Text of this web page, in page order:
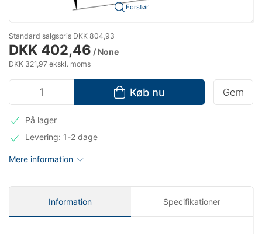
Forstør
Standard salgspris DKK 804,93
DKK 402,46 / None
DKK 321,97 ekskl. moms
Køb nu Gem
På lager
Levering: 1-2 dage
Mere information
Information Specifikationer